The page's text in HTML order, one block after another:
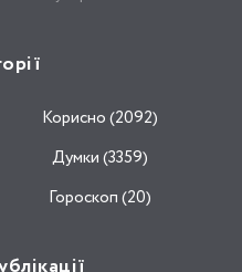
Корисно (2092)
Думки (3359)
Гороскоп (20)